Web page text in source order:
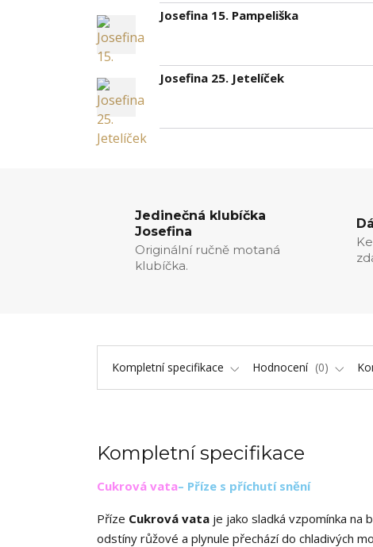
Josefina 15. Pampeliška
Josefina 25. Jetelíček
Jedinečná klubíčka
Josefina
Originální ručně motaná
klubíčka.
Kompletní specifikace Hodnocení 0
Kompletní specifikace
Cukrová vata– Příze s příchutí snění
Příze Cukrová vata je jako sladká vzpomínka na
odstíny růžové a plynule přechází do chladivých